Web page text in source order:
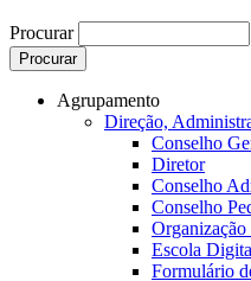
Procurar
Agrupamento
Direção,
Conselho
Diretor
Conselho
Conselho
Escola
Formulário